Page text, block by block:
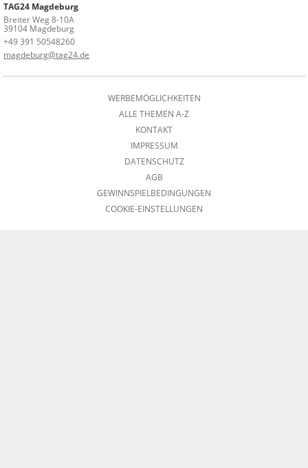
TAG24 Magdeburg
Breiter Weg 8-10A
39104 Magdeburg
+49 391 50548260
magdeburg@tag24.de
WERBEMÖGLICHKEITEN
ALLE THEMEN A-Z
KONTAKT
IMPRESSUM
DATENSCHUTZ
AGB
GEWINNSPIELBEDINGUNGEN
COOKIE-EINSTELLUNGEN